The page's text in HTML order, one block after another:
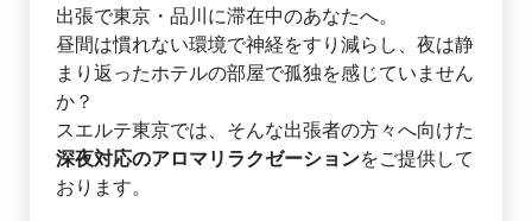
出張で東京・品川に滞在中のあなたへ。
昼間は慣れない環境で神経をすり減らし、夜は静
まり返ったホテルの部屋で孤独を感じていません
か？
スエルテ東京では、そんな出張者の方々へ向けた
深夜対応のアロマリラクゼーションをご提供して
おります。